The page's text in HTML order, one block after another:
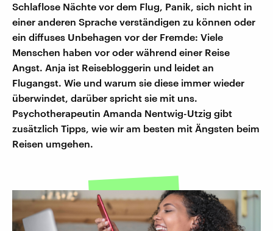
Schlaflose Nächte vor dem Flug, Panik, sich nicht in
einer anderen Sprache verständigen zu können oder
ein diffuses Unbehagen vor der Fremde: Viele
Menschen haben vor oder während einer Reise
Angst. Anja ist Reisebloggerin und leidet an
Flugangst. Wie und warum sie diese immer wieder
überwindet, darüber spricht sie mit uns.
Psychotherapeutin Amanda Nentwig-Utzig gibt
zusätzlich Tipps, wie wir am besten mit Ängsten beim
Reisen umgehen.